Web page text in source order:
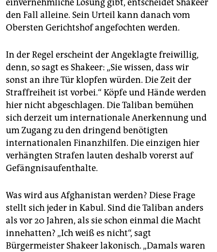
einvernehmliche Lösung gibt, entscheidet Shakeer
den Fall alleine. Sein Urteil kann danach vom
Obersten Gerichtshof angefochten werden.
In der Regel erscheint der Angeklagte freiwillig,
denn, so sagt es Shakeer: „Sie wissen, dass wir
sonst an ihre Tür klopfen würden. Die Zeit der
Straffreiheit ist vorbei.“ Köpfe und Hände werden
hier nicht abgeschlagen. Die Taliban bemühen
sich derzeit um internationale Anerkennung und
um Zugang zu den dringend benötigten
internationalen Finanzhilfen. Die einzigen hier
verhängten Strafen lauten deshalb vorerst auf
Gefängnisaufenthalte.
Was wird aus Afghanistan werden? Diese Frage
stellt sich jeder in Kabul. Sind die Taliban anders
als vor 20 Jahren, als sie schon einmal die Macht
innehatten? „Ich weiß es nicht“, sagt
Bürgermeister Shakeer lakonisch. „Damals waren